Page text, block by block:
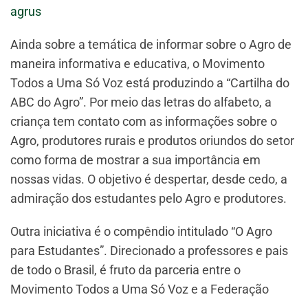
agrus
Ainda sobre a temática de informar sobre o Agro de
maneira informativa e educativa, o Movimento
Todos a Uma Só Voz está produzindo a “Cartilha do
ABC do Agro”. Por meio das letras do alfabeto, a
criança tem contato com as informações sobre o
Agro, produtores rurais e produtos oriundos do setor
como forma de mostrar a sua importância em
nossas vidas. O objetivo é despertar, desde cedo, a
admiração dos estudantes pelo Agro e produtores.
Outra iniciativa é o compêndio intitulado “O Agro
para Estudantes”. Direcionado a professores e pais
de todo o Brasil, é fruto da parceria entre o
Movimento Todos a Uma Só Voz e a Federação